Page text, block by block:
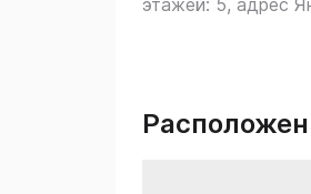
этажей: 5, адрес